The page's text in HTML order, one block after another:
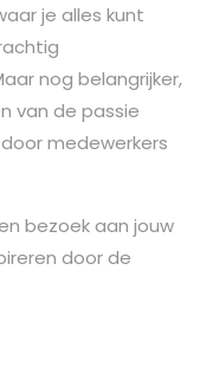
je alles kunt
nog belangrijker,
van de passie
medewerkers
bezoek aan jouw
door de